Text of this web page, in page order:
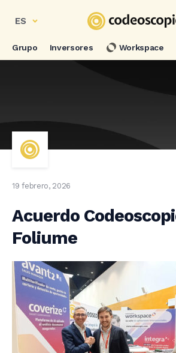
ES
Grupo Inversores Workspace
19 febrero, 2026
Acuerdo
Foliume